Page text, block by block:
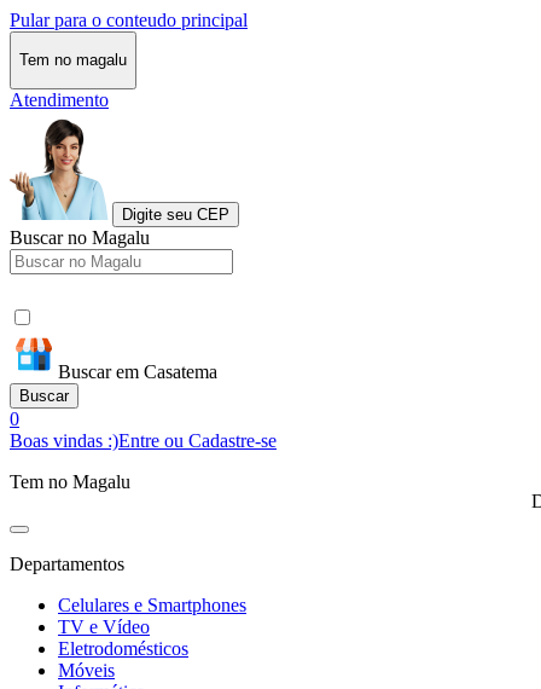
Pular para o conteudo principal
Tem no magalu
Atendimento
Digite seu CEP
Buscar no Magalu
Buscar em Casatema
Buscar
0
Boas vindas :)Entre ou Cadastre-se
Tem no Magalu
Departamentos
Celulares e Smartphones
TV e Vídeo
Eletrodomésticos
Móveis